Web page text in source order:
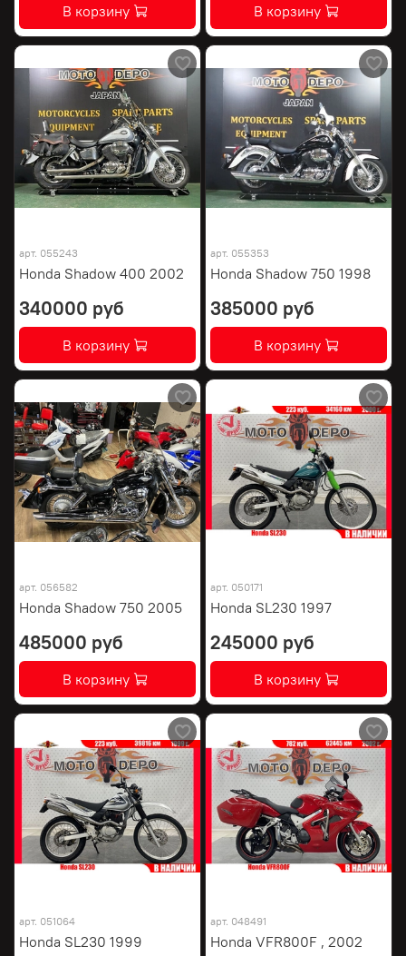
В корзину В корзину
арт. 055243
Honda Shadow 400 2002
340000 руб
В корзину
арт. 055353
Honda Shadow 750 1998
385000 руб
В корзину
арт. 056582
Honda Shadow 750 2005
485000 руб
В корзину
арт. 050171
Honda SL230 1997
245000 руб
В корзину
арт. 051064
Honda SL230 1999
арт. 048491
Honda VFR800F , 2002